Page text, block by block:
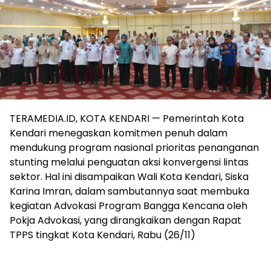
TERAMEDIA.ID, KOTA KENDARI — Pemerintah Kota
Kendari menegaskan komitmen penuh dalam
mendukung program nasional prioritas penanganan
stunting melalui penguatan aksi konvergensi lintas
sektor. Hal ini disampaikan Wali Kota Kendari, Siska
Karina Imran, dalam sambutannya saat membuka
kegiatan Advokasi Program Bangga Kencana oleh
Pokja Advokasi, yang dirangkaikan dengan Rapat
TPPS tingkat Kota Kendari, Rabu (26/11)